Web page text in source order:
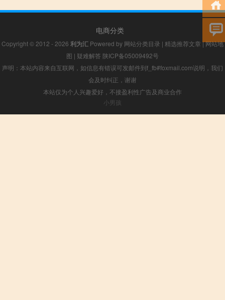
电商分类
Copyright © 2012 - 2026 利为汇 Powered by 网站分类目录 | 精选推荐文章 |网站地
图 | 疑难解答 陕ICP备05009492号
声明：本站内容来自互联网，如信息有错误可发邮件到f_fb#foxmail.com说明，我们
会及时纠正，谢谢
本站仅为个人兴趣爱好，不接盈利性广告及商业合作
小男孩